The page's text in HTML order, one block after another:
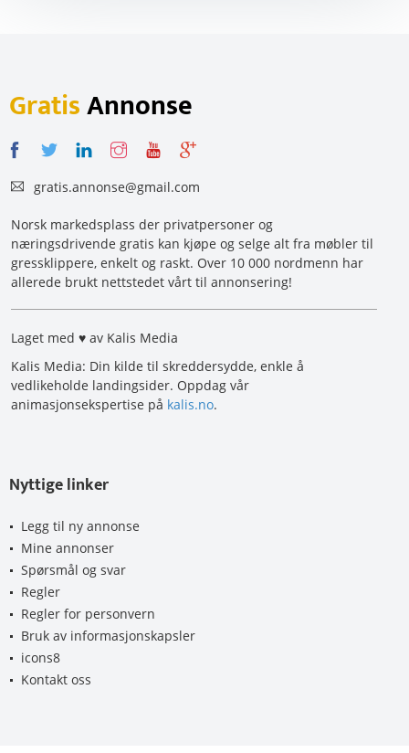
GratisAnnonse
gratis.annonse@gmail.com
Norsk markedsplass der privatpersoner og
næringsdrivende gratis kan kjøpe og selge alt fra møbler til
gressklippere, enkelt og raskt. Over 10 000 nordmenn har
allerede brukt nettstedet vårt til annonsering!
Laget med ♥ av Kalis Media
Kalis Media: Din kilde til skreddersydde, enkle å
vedlikeholde landingsider. Oppdag vår
animasjonsekspertise på kalis.no.
Nyttige linker
Legg til ny annonse
Mine annonser
Spørsmål og svar
Regler
Regler for personvern
Bruk av informasjonskapsler
icons8
Kontakt oss